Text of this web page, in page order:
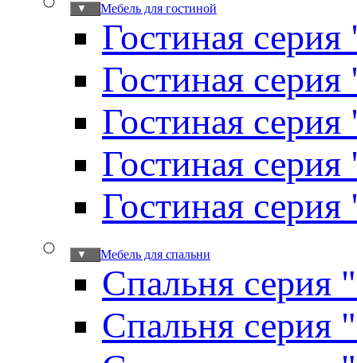
Мебель для гостиной
▼
Гостиная
Гостиная
Гостиная
Гостиная
Гостиная
Мебель для спальни
▼
Спальня серия
Спальня серия